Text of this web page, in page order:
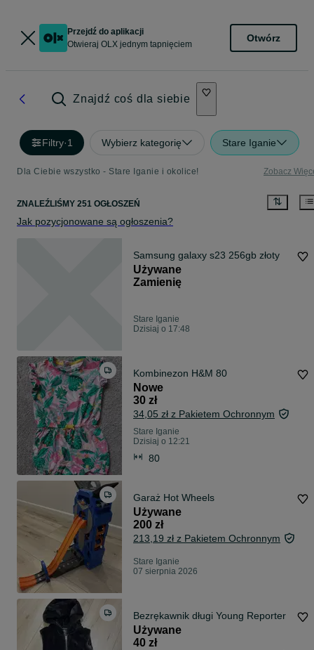
Przejdź do aplikacji
Otwieraj OLX jednym tapnięciem
Otwórz
Znajdź coś dla siebie
Filtry·1 Wybierz kategorię Stare Iganie
Dla Ciebie wszystko - Stare Iganie i okolice! Zobacz
ZNALEŹLIŚMY 251 OGŁOSZEŃ
Jak pozycjonowane są ogłoszenia?
Samsung galaxy s23 256gb złoty
Używane
Zamienię
Stare Iganie
Dzisiaj o 17:48
Kombinezon H&M 80
Nowe
30 zł
34,05 zł z Pakietem Ochronnym
Stare Iganie
Dzisiaj o 12:21
80
Garaż Hot Wheels
Używane
200 zł
213,19 zł z Pakietem Ochronnym
Stare Iganie
07 sierpnia 2026
Bezrękawnik długi Young Reporter
Używane
40 zł